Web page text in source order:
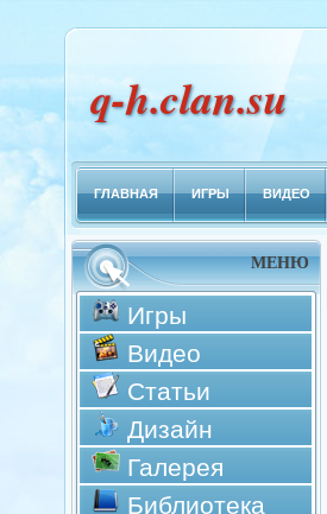
q-h.clan.su
ГЛАВНАЯ ИГРЫ ВИДЕО
МЕНЮ
Игры
Видео
Статьи
Дизайн
Галерея
Библиотека